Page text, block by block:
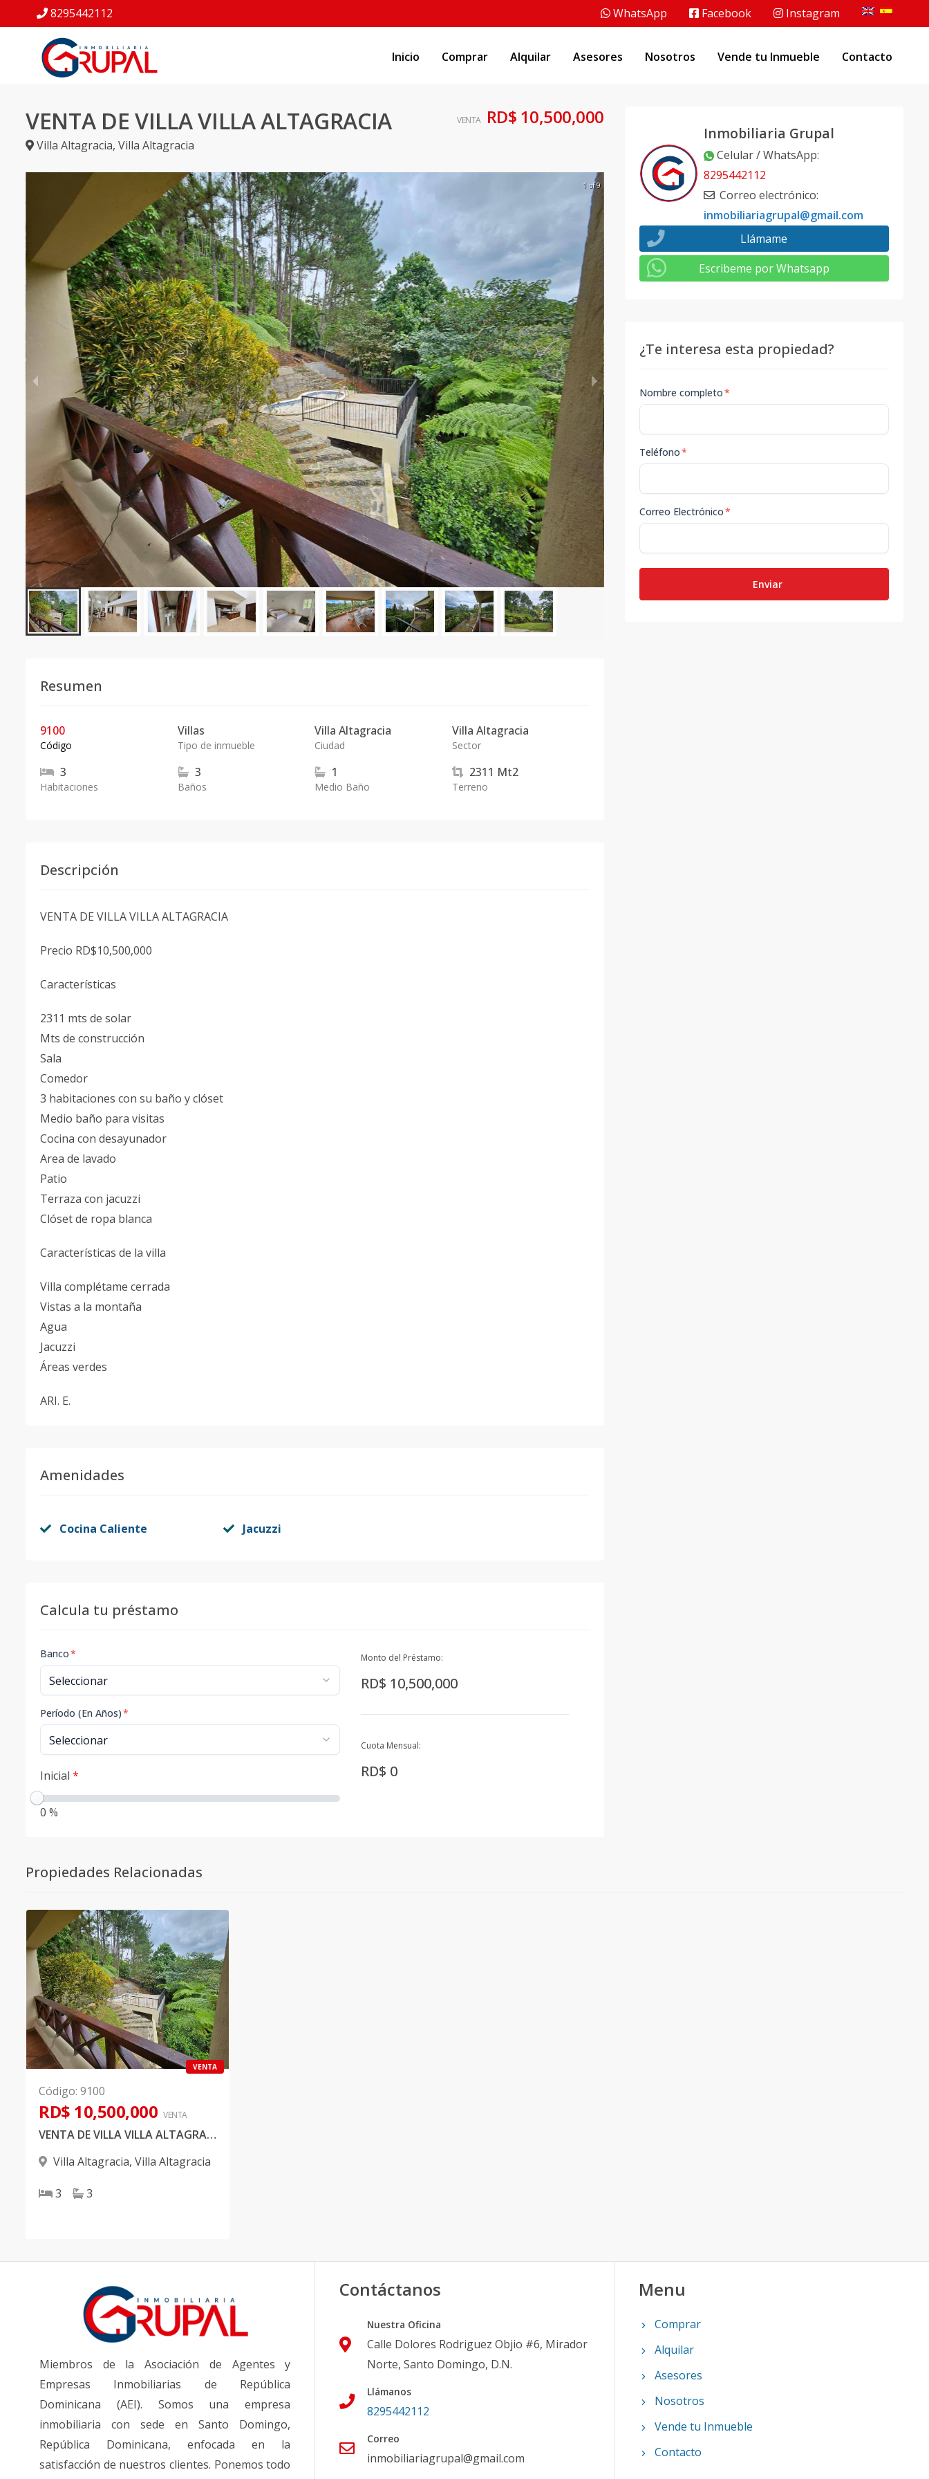
8295442112 WhatsApp Facebook Instagram
Inicio Comprar Alquilar Asesores Nosotros Vende tu Inmueble Contacto
VENTA DE VILLA VILLA ALTAGRACIA
Villa Altagracia, Villa Altagracia
VENTA RD$ 10,500,000
1 of 9
Resumen
9100
Código
Villas
Tipo de inmueble
Villa Altagracia
Ciudad
Villa Altagracia
Sector
3
Habitaciones
3
Baños
1
Medio Baño
2311 Mt2
Terreno
Descripción
VENTA DE VILLA VILLA ALTAGRACIA
Precio RD$10,500,000
Características
2311 mts de solar
Mts de construcción
Sala
Comedor
3 habitaciones con su baño y clóset
Medio baño para visitas
Cocina con desayunador
Area de lavado
Patio
Terraza con jacuzzi
Clóset de ropa blanca
Características de la villa
Villa complétame cerrada
Vistas a la montaña
Agua
Jacuzzi
Áreas verdes
ARI. E.
Amenidades
Cocina Caliente Jacuzzi
Calcula tu préstamo
Banco*
Período (En Años)*
Inicial *
0 %
Monto del Préstamo:
RD$ 10,500,000
Cuota Mensual:
RD$ 0
Inmobiliaria Grupal
Celular / WhatsApp:
8295442112
Correo electrónico:
inmobiliariagrupal@gmail.com
Llámame
Escribeme por Whatsapp
¿Te interesa esta propiedad?
Nombre completo*
Teléfono*
Correo Electrónico*
Enviar
Propiedades Relacionadas
VENTA
Código: 9100
RD$ 10,500,000 VENTA
VENTA DE VILLA VILLA ALTAGRACIA
Villa Altagracia, Villa Altagracia
3 3
Miembros de la Asociación de Agentes y
Empresas Inmobiliarias de República
Dominicana (AEI). Somos una empresa
inmobiliaria con sede en Santo Domingo,
República Dominicana, enfocada en la
satisfacción de nuestros clientes. Ponemos todo
Contáctanos
Nuestra Oficina
Calle Dolores Rodriguez Objio #6, Mirador
Norte, Santo Domingo, D.N.
Llámanos
8295442112
Correo
inmobiliariagrupal@gmail.com
Menu
Comprar
Alquilar
Asesores
Nosotros
Vende tu Inmueble
Contacto